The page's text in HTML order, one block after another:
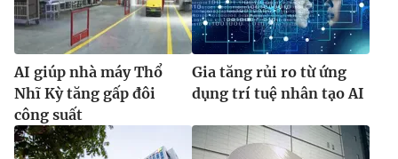
AI giúp nhà máy Thổ
Nhĩ Kỳ tăng gấp đôi
công suất
Gia tăng rủi ro từ ứng
dụng trí tuệ nhân tạo AI